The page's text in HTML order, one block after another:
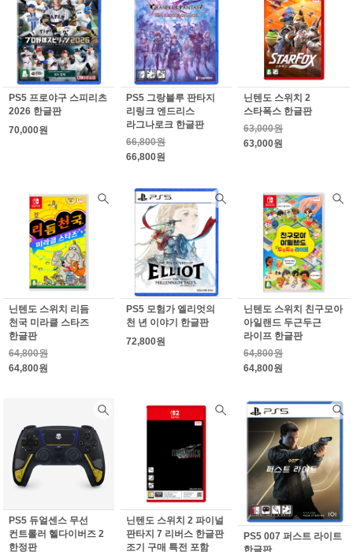
PS5 프로야구 스피리츠
2026 한글판
70,000원
PS5 그랑블루 판타지
리링크 엔드리스
라그나로크 한글판
66,800원
66,800원
닌텐도 스위치 2
스타폭스 한글판
63,000원
63,000원
닌텐도 스위치 리듬
천국 미라클 스타즈
한글판
64,800원
64,800원
PS5 모험가 엘리엇의
천 년 이야기 한글판
72,800원
닌텐도 스위치 친구모아
아일랜드 두근두근
라이프 한글판
64,800원
64,800원
PS5 듀얼센스 무선
컨트롤러 헬다이버즈 2
한정판
닌텐도 스위치 2 파이널
판타지 7 리버스 한글판
조기 구매 특전 포함
PS5 007 퍼스트 라이트